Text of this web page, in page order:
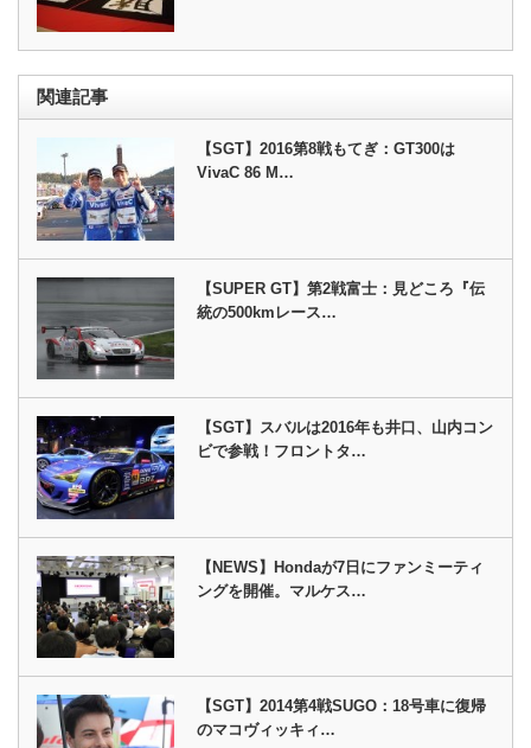
関連記事
【SGT】2016第8戦もてぎ：GT300は
VivaC 86 M…
【SUPER GT】第2戦富士：見どころ『伝
統の500kmレース…
【SGT】スバルは2016年も井口、山内コン
ビで参戦！フロントタ…
【NEWS】Hondaが7日にファンミーティ
ングを開催。マルケス…
【SGT】2014第4戦SUGO：18号車に復帰
のマコヴィッキィ…